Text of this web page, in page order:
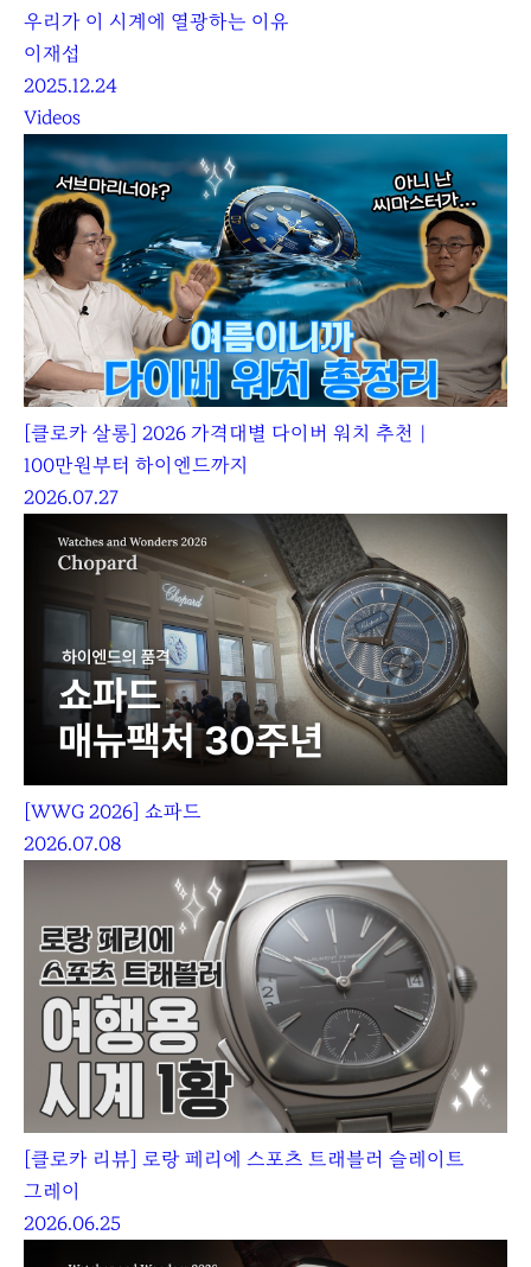
우리가 이 시계에 열광하는 이유
이재섭
2025.12.24
Videos
[클로카 살롱] 2026 가격대별 다이버 워치 추천｜
100만원부터 하이엔드까지
2026.07.27
[WWG 2026] 쇼파드
2026.07.08
[클로카 리뷰] 로랑 페리에 스포츠 트래블러 슬레이트
그레이
2026.06.25